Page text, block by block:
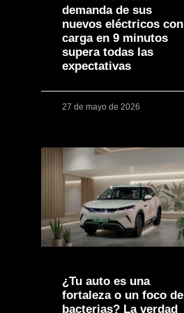
demanda de sus
nuevos eléctricos con
carga en 9 minutos
supera todas las
expectativas
27 de mayo de 2026
¿Tu auto es una
fortaleza o un foco de
bacterias? La verdad